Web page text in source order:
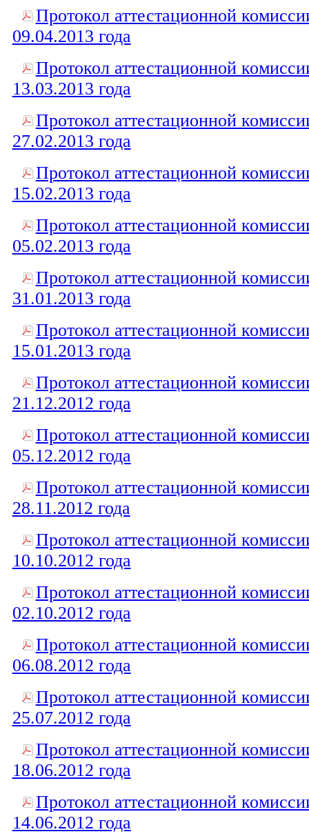
Протокол аттестационной
09.04.2013 года
Протокол аттестационной
13.03.2013 года
Протокол аттестационной
27.02.2013 года
Протокол аттестационной
15.02.2013 года
Протокол аттестационной
05.02.2013 года
Протокол аттестационной
31.01.2013 года
Протокол аттестационной
15.01.2013 года
Протокол аттестационной
21.12.2012 года
Протокол аттестационной
05.12.2012 года
Протокол аттестационной
28.11.2012 года
Протокол аттестационной
10.10.2012 года
Протокол аттестационной
02.10.2012 года
Протокол аттестационной
06.08.2012 года
Протокол аттестационной
25.07.2012 года
Протокол аттестационной
18.06.2012 года
Протокол аттестационной
14.06.2012 года